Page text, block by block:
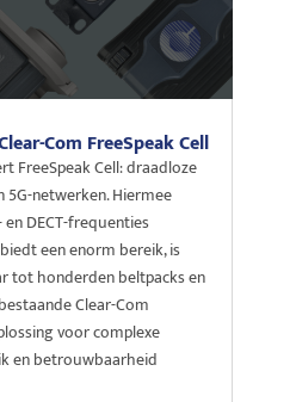
Com FreeSpeak Cell
FreeSpeak Cell: draadloze
5G-netwerken. Hiermee
DECT-frequenties
een enorm bereik, is
tot honderden beltpacks en
Clear-Com
voor complexe
en betrouwbaarheid